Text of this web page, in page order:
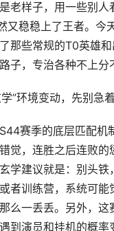
老样子，用一些别人
又稳稳上了王者。今
那些常规的T0英雄
子，专治各种不上分
”环境变动，先别急
赛季的底层匹配机
觉，连胜之后连败的
学建议就是：别头铁
者训练营，系统可能
么一丢丢。另外，这
到演员和挂机的概率